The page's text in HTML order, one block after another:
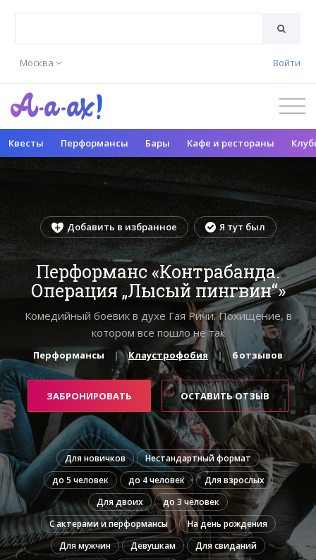
Москва Войти
Квесты Перформансы Бары Кафе и рестораны
Добавить в избранное Я тут был
Перформанс «Контрабанда.
Операция „Лысый пингвин“»
Комедийный боевик в духе Гая Ричи. Похищение, в
котором все пошло не так
Перформансы Клаустрофобия 6 отзывов
ЗАБРОНИРОВАТЬ ОСТАВИТЬ ОТЗЫВ
Для новичков
Нестандартный формат
до 5 человек
до 4 человек
Для взрослых
Для двоих
до 3 человек
С актерами и перформансы
На день рождения
Для мужчин
Девушкам
Для свиданий